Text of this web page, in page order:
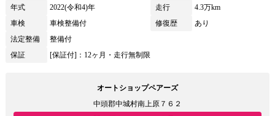
年式 2022(令和4)年 走行
4.3万km
車検
車検整備付 修復歴
あり
法定整備
整備付
保証
[保証付]：12ヶ月・走行無制限
オートショップペアーズ
中頭郡中城村南上原７６２